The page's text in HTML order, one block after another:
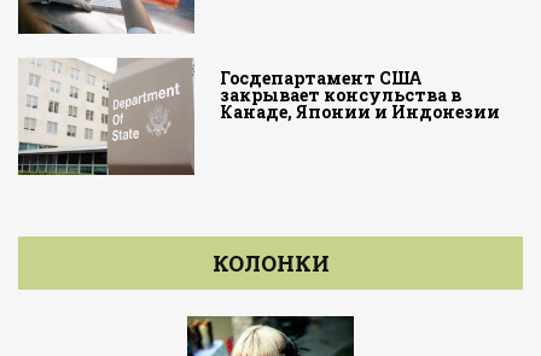
Госдепартамент США
закрывает консульства в
Канаде, Японии и Индонезии
КОЛОНКИ